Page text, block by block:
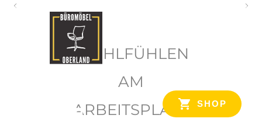
SHOP
WOHLFÜHLEN
AM
ARBEITSPLATZ